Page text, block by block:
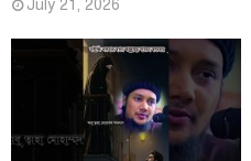
July 21, 2026